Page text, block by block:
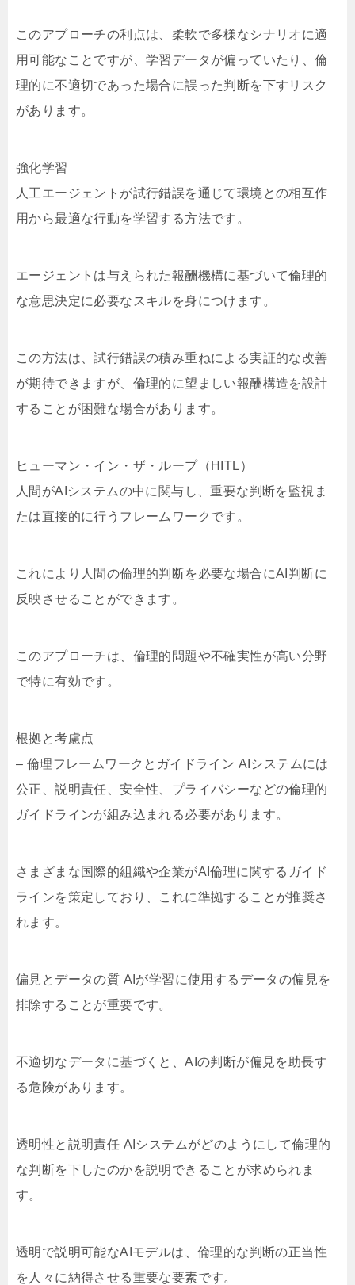
このアプローチの利点は、柔軟で多様なシナリオに適
用可能なことですが、学習データが偏っていたり、倫
理的に不適切であった場合に誤った判断を下すリスク
があります。
強化学習
人工エージェントが試行錯誤を通じて環境との相互作
用から最適な行動を学習する方法です。
エージェントは与えられた報酬機構に基づいて倫理的
な意思決定に必要なスキルを身につけます。
この方法は、試行錯誤の積み重ねによる実証的な改善
が期待できますが、倫理的に望ましい報酬構造を設計
することが困難な場合があります。
ヒューマン・イン・ザ・ループ（HITL）
人間がAIシステムの中に関与し、重要な判断を監視ま
たは直接的に行うフレームワークです。
これにより人間の倫理的判断を必要な場合にAI判断に
反映させることができます。
このアプローチは、倫理的問題や不確実性が高い分野
で特に有効です。
根拠と考慮点
– 倫理フレームワークとガイドライン AIシステムには
公正、説明責任、安全性、プライバシーなどの倫理的
ガイドラインが組み込まれる必要があります。
さまざまな国際的組織や企業がAI倫理に関するガイド
ラインを策定しており、これに準拠することが推奨さ
れます。
偏見とデータの質 AIが学習に使用するデータの偏見を
排除することが重要です。
不適切なデータに基づくと、AIの判断が偏見を助長す
る危険があります。
透明性と説明責任 AIシステムがどのようにして倫理的
な判断を下したのかを説明できることが求められま
す。
透明で説明可能なAIモデルは、倫理的な判断の正当性
を人々に納得させる重要な要素です。